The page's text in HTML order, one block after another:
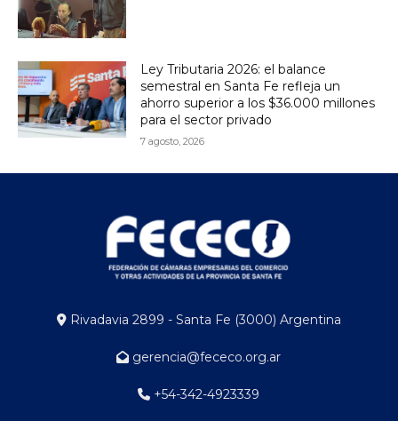
Ley Tributaria 2026: el balance
semestral en Santa Fe refleja un
ahorro superior a los $36.000 millones
para el sector privado
7 agosto, 2026
Rivadavia 2899 - Santa Fe (3000) Argentina
gerencia@fececo.org.ar
+54-342-4923339